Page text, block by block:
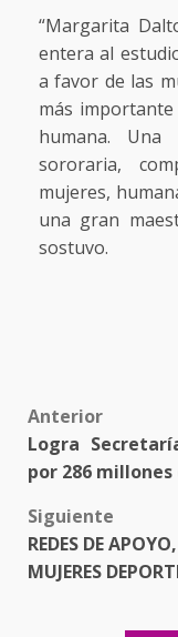
“Margarita
entera al
a favor de las
más
humana.
sororaria,
mujeres,
una gran
sostuvo.
Post
Anterior
Logra
por 286
Siguiente
REDES DE
MUJERES